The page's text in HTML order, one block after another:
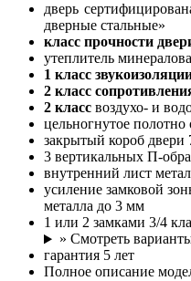
дверь
дверные стальные»
класс прочности
утеплитель
1 класс
2 класс
2 класс воздухо- и
цельногнутое
закрытый короб двери
3 вертикальных П-
внутренний лист
усиление замковой
металла до 3 мм
1 или 2 замками 3/4
» Смотреть
гарантия 5 лет
Полное описание